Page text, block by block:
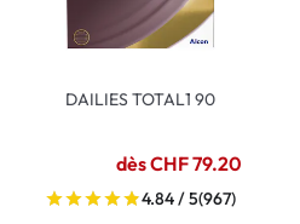
DAILIES TOTAL1 90
dès CHF 79.20
4.84 / 5(967)